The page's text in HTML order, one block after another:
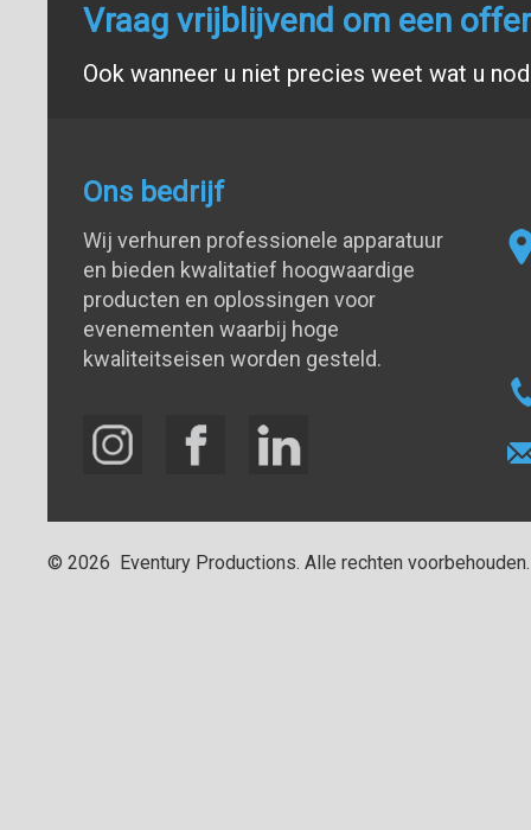
Vraag vrijblijvend om een
Ook wanneer u niet precies weet wat u
Ons bedrijf
Wij verhuren professionele apparatuur
en bieden kwalitatief hoogwaardige
producten en oplossingen voor
evenementen waarbij hoge
kwaliteitseisen worden gesteld.
© 2026 Eventury Productions. Alle rechten voorbehouden.